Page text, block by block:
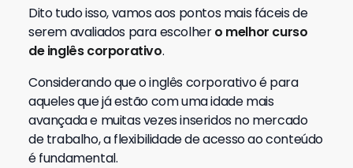
Dito tudo isso, vamos aos pontos mais fáceis de
serem avaliados para escolhero melhor curso
de inglês corporativo.
Considerando que o inglês corporativo é para
aqueles que já estão com uma idade mais
avançada e muitas vezes inseridos no mercado
de trabalho, a flexibilidade de acesso ao conteúdo
é fundamental.